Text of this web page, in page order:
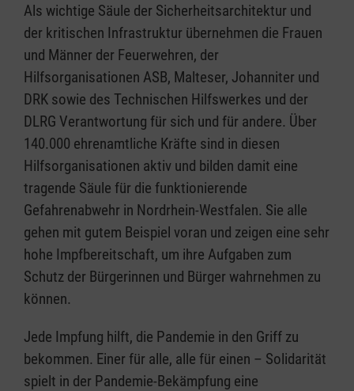
Als wichtige Säule der Sicherheitsarchitektur und
der kritischen Infrastruktur übernehmen die Frauen
und Männer der Feuerwehren, der
Hilfsorganisationen ASB, Malteser, Johanniter und
DRK sowie des Technischen Hilfswerkes und der
DLRG Verantwortung für sich und für andere. Über
140.000 ehrenamtliche Kräfte sind in diesen
Hilfsorganisationen aktiv und bilden damit eine
tragende Säule für die funktionierende
Gefahrenabwehr in Nordrhein-Westfalen. Sie alle
gehen mit gutem Beispiel voran und zeigen eine sehr
hohe Impfbereitschaft, um ihre Aufgaben zum
Schutz der Bürgerinnen und Bürger wahrnehmen zu
können.
Jede Impfung hilft, die Pandemie in den Griff zu
bekommen. Einer für alle, alle für einen – Solidarität
spielt in der Pandemie-Bekämpfung eine